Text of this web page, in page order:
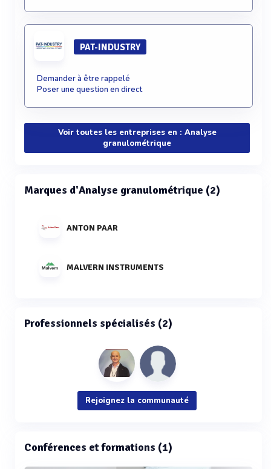
PAT-INDUSTRY
Demander à être rappelé
Poser une question en direct
Voir toutes les entreprises en : Analyse
granulométrique
Marques d'Analyse granulométrique (2)
ANTON PAAR
MALVERN INSTRUMENTS
Professionnels spécialisés (2)
Rejoignez la communauté
Conférences et formations (1)